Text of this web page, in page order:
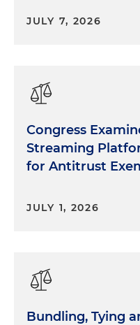
JULY 7, 2026
Congress
Streaming
for Antitrust
JULY 1, 2026
Bundling, Tying